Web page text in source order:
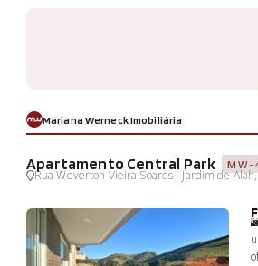
Mariana Werneck Imobiliária
Apartamento Central Park MW-
Rua Weverton Vieira Soares - Jardim de